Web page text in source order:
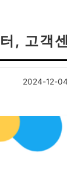
, 고객
2024-12-04